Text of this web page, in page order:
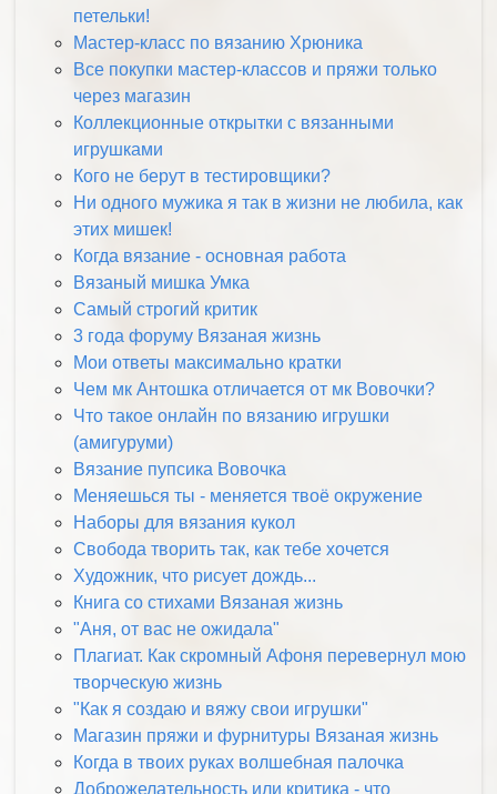
петельки!
Мастер-класс по вязанию Хрюника
Все покупки мастер-классов и пряжи только
через магазин
Коллекционные открытки с вязанными
игрушками
Кого не берут в тестировщики?
Ни одного мужика я так в жизни не любила, как
этих мишек!
Когда вязание - основная работа
Вязаный мишка Умка
Самый строгий критик
3 года форуму Вязаная жизнь
Мои ответы максимально кратки
Чем мк Антошка отличается от мк Вовочки?
Что такое онлайн по вязанию игрушки
(амигуруми)
Вязание пупсика Вовочка
Меняешься ты - меняется твоё окружение
Наборы для вязания кукол
Свобода творить так, как тебе хочется
Художник, что рисует дождь...
Книга со стихами Вязаная жизнь
"Аня, от вас не ожидала"
Плагиат. Как скромный Афоня перевернул мою
творческую жизнь
"Как я создаю и вяжу свои игрушки"
Магазин пряжи и фурнитуры Вязаная жизнь
Когда в твоих руках волшебная палочка
Доброжелательность или критика - что